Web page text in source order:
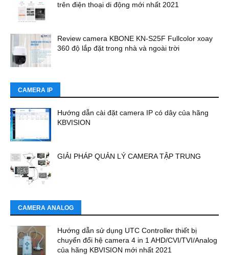
trên điện thoại di động mới nhất 2021
Review camera KBONE KN-S25F Fullcolor xoay
360 độ lắp đặt trong nhà và ngoài trời
CAMERA IP
Hướng dẫn cài đặt camera IP có dây của hãng
KBVISION
GIẢI PHÁP QUẢN LÝ CAMERA TẬP TRUNG
CAMERA ANALOG
Hướng dẫn sử dụng UTC Controller thiết bị
chuyển đổi hệ camera 4 in 1 AHD/CVI/TVI/Analog
của hãng KBVISION mới nhất 2021